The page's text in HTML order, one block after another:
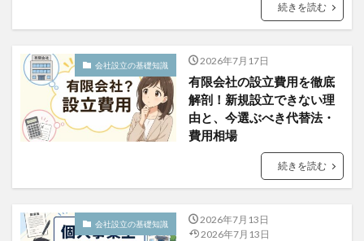
続きを読む
会社設立の基礎知識 2026年7月17日
有限会社の設立費用を徹底
解剖！新規設立できない理
由と、今選ぶべき代替法・
費用相場
続きを読む
会社設立の基礎知識
2026年7月13日
2026年7月13日